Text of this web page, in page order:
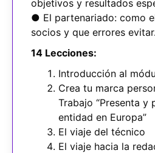
objetivos y resultados
● El partenariado: como
socios y que errores evitar.
14 Lecciones:
Introducción al
Crea tu marca
Trabajo “Presenta y
entidad en Europa”
El viaje del técnico
El viaje hacia la